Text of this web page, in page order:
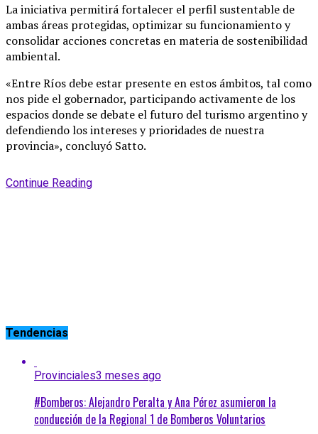
La iniciativa permitirá fortalecer el perfil sustentable de
ambas áreas protegidas, optimizar su funcionamiento y
consolidar acciones concretas en materia de sostenibilidad
ambiental.
«Entre Ríos debe estar presente en estos ámbitos, tal como
nos pide el gobernador, participando activamente de los
espacios donde se debate el futuro del turismo argentino y
defendiendo los intereses y prioridades de nuestra
provincia», concluyó Satto.
Continue Reading
Tendencias
Provinciales3 meses ago
#Bomberos: Alejandro Peralta y Ana Pérez asumieron la
conducción de la Regional 1 de Bomberos Voluntarios